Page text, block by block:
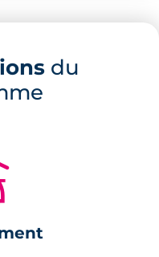
sur-Lèze
centre-ville de la
sont
appartements
du